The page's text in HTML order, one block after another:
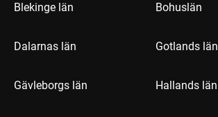
Blekinge län Bohuslän
Dalarnas län Gotlands län
Gävleborgs län Hallands län